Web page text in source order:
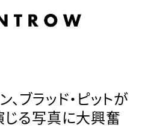
、ブラッド・ピットが
じる写真に大興奮